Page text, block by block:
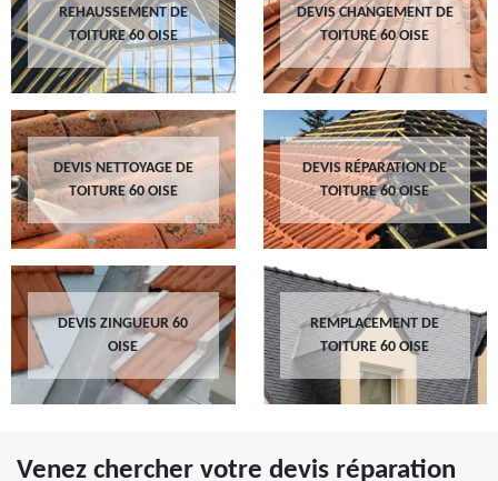
REHAUSSEMENT DE
TOITURE 60 OISE
DEVIS CHANGEMENT DE
TOITURE 60 OISE
DEVIS NETTOYAGE DE
TOITURE 60 OISE
DEVIS RÉPARATION DE
TOITURE 60 OISE
DEVIS ZINGUEUR 60
OISE
REMPLACEMENT DE
TOITURE 60 OISE
Venez chercher votre devis réparation